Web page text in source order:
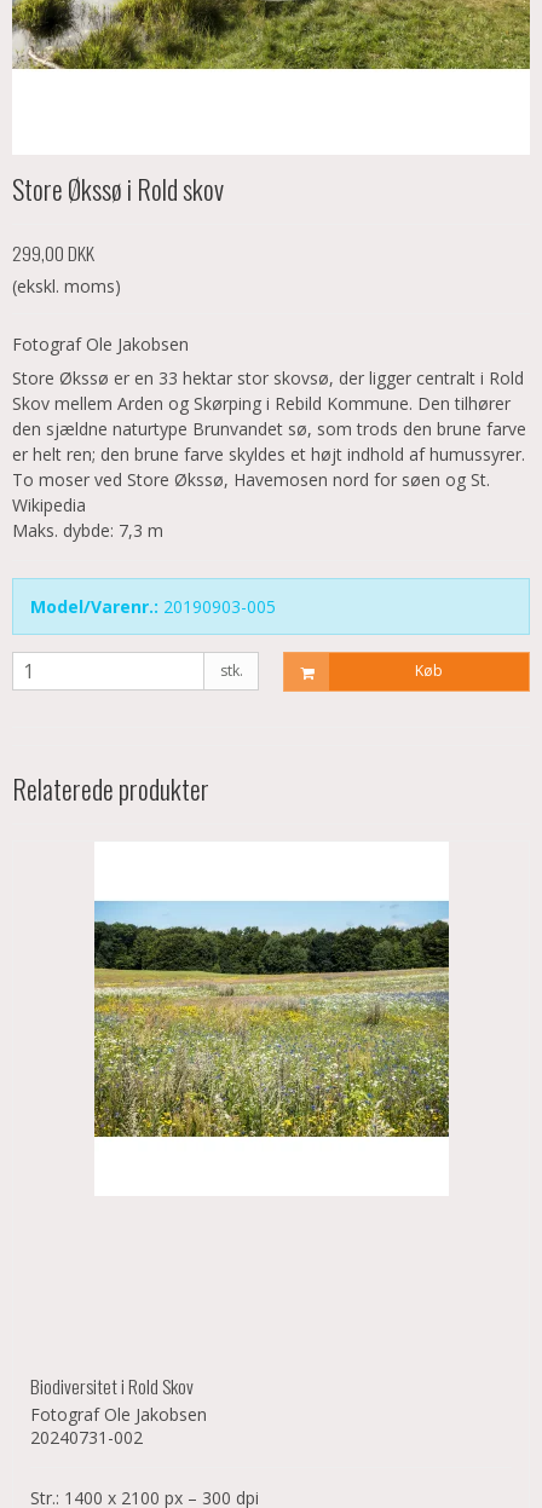
Store Økssø i Rold skov
299,00 DKK
(ekskl. moms)
Fotograf Ole Jakobsen
Store Økssø er en 33 hektar stor skovsø, der ligger centralt i Rold
Skov mellem Arden og Skørping i Rebild Kommune. Den tilhører
den sjældne naturtype Brunvandet sø, som trods den brune farve
er helt ren; den brune farve skyldes et højt indhold af humussyrer.
To moser ved Store Økssø, Havemosen nord for søen og St.
Wikipedia
Maks. dybde: 7,3 m
Model/Varenr.: 20190903-005
stk. Køb
Relaterede produkter
Biodiversitet i Rold Skov
Fotograf Ole Jakobsen
20240731-002
Str.: 1400 x 2100 px – 300 dpi